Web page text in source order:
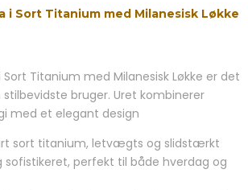
i Sort Titanium med Milanesisk Løkke
Titanium med Milanesisk Løkke er det
bruger. Uret kombinerer
med et elegant design
sort titanium, letvægts og slidstærkt
sofistikeret, perfekt til både hverdag og